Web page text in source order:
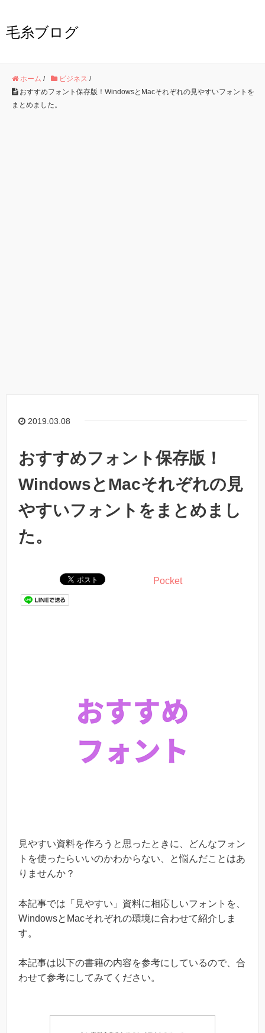
毛糸ブログ
ホーム / ビジネス /
おすすめフォント保存版！WindowsとMacそれぞれの見やすいフォントを
まとめました。
2019.03.08
おすすめフォント保存版！
WindowsとMacそれぞれの見
やすいフォントをまとめまし
た。
Pocket
見やすい資料を作ろうと思ったときに、どんなフォン
トを使ったらいいのかわからない、と悩んだことはあ
りませんか？
本記事では「見やすい」資料に相応しいフォントを、
WindowsとMacそれぞれの環境に合わせて紹介しま
す。
本記事は以下の書籍の内容を参考にしているので、合
わせて参考にしてみてください。